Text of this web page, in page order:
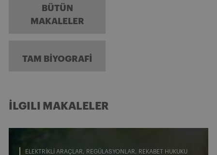
BÜTÜN
MAKALELER
TAM BIYOGRAFI
İLGILI MAKALELER
ELEKTRIKLI ARAÇLAR REGÜLASYONLAR REKABET HUKUKU